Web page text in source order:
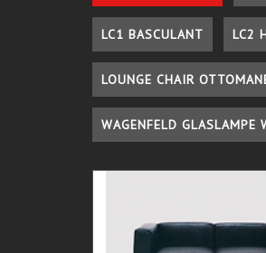
LC1 BASCULANT LC2
LOUNGE CHAIR
WAGENFELD GLASLAMPE